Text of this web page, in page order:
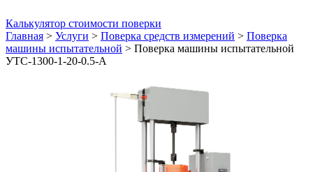
Калькулятор стоимости поверки
Главная > Услуги > Поверка средств измерений > Поверка
машины испытательной > Поверка машины испытательной
УТС-1300-1-20-0.5-А